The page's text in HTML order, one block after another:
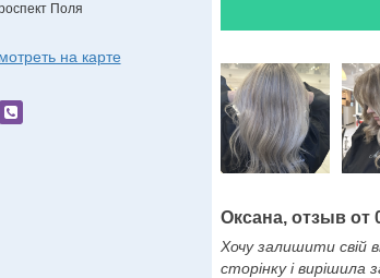
Поля
на карте
Оксана, отзыв от
Хочу залишити свій
сторінку і